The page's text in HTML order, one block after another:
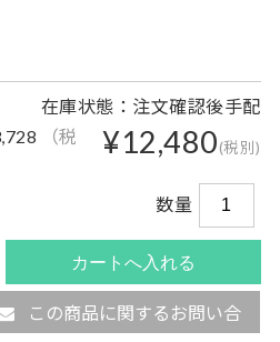
在庫状態：注文確認後手配
¥12,480(税別)
（税
数量
この商品に関するお問い合